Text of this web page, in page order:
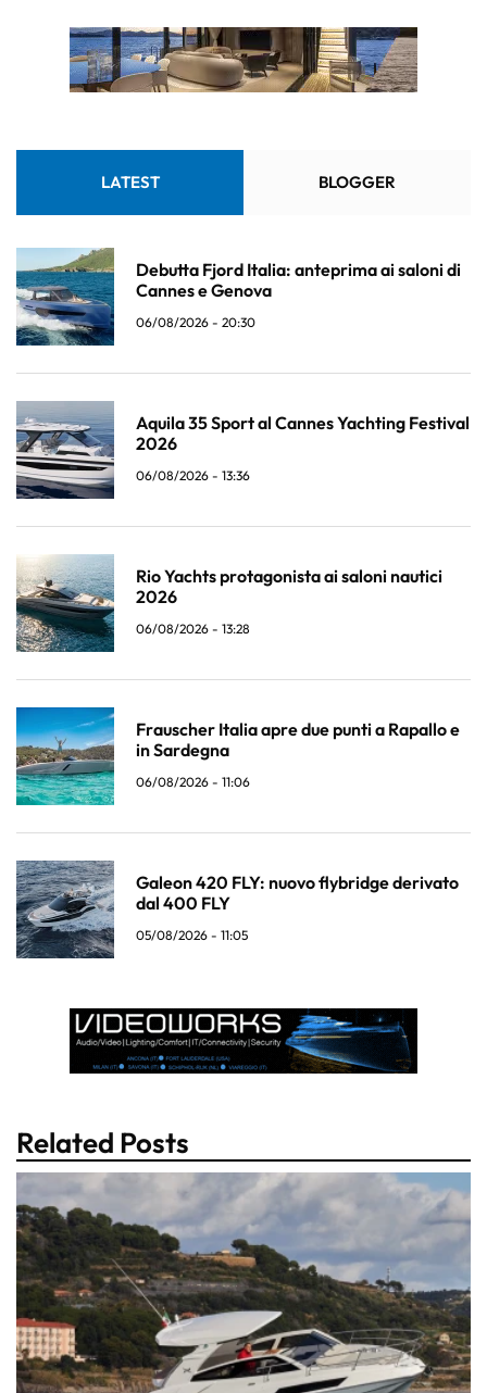
LATEST BLOGGER
Debutta Fjord Italia: anteprima ai saloni di
Cannes e Genova
06/08/2026 - 20:30
Aquila 35 Sport al Cannes Yachting Festival
2026
06/08/2026 - 13:36
Rio Yachts protagonista ai saloni nautici
2026
06/08/2026 - 13:28
Frauscher Italia apre due punti a Rapallo e
in Sardegna
06/08/2026 - 11:06
Galeon 420 FLY: nuovo flybridge derivato
dal 400 FLY
05/08/2026 - 11:05
Related Posts